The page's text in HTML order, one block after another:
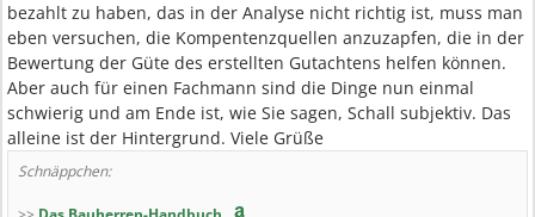
bezahlt zu haben, das in der Analyse nicht richtig ist, muss man
eben versuchen, die Kompentenzquellen anzuzapfen, die in der
Bewertung der Güte des erstellten Gutachtens helfen können.
Aber auch für einen Fachmann sind die Dinge nun einmal
schwierig und am Ende ist, wie Sie sagen, Schall subjektiv. Das
alleine ist der Hintergrund. Viele Grüße
Schnäppchen: